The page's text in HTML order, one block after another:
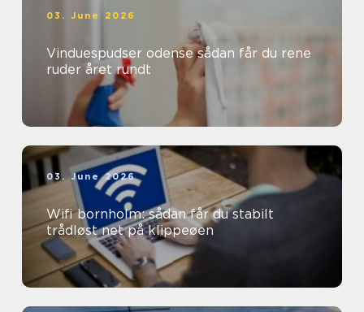
03. June 2026
Vinduespudser odense sådan får du rene
ruder året rundt
03. June 2026
Wifi bornholm: sådan får du stabilt
trådløst net på klippeøen